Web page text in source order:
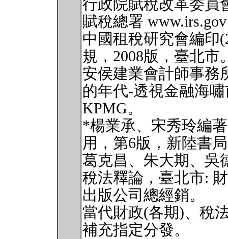
行政院賦稅改革委員
賦稅總署 www.irs.gov
中國租稅研究會編印
規，2008版，臺北市
安侯建業會計師事務
的年代-透視金融海
KPMG。
*楊業承、宋秀玲編
用，第6版，新陸書
葛克昌、朱大期、吳
稅法釋論，臺北市:
出版公司總經銷。
當代財政(各期)、稅
補充指定分發。